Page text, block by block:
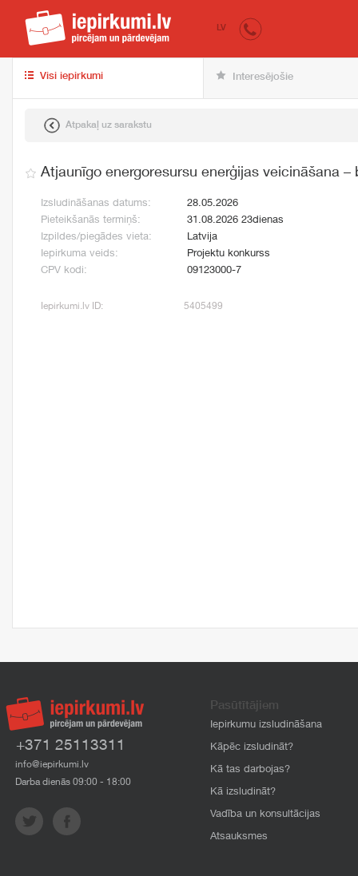
iepirkumi.lv
LV
Visi iepirkumi Interesējošie
Atpakaļ uz sarakstu
Atjaunīgo energoresursu enerģijas veicināšana –
Izsludināšanas datums:
28.05.2026
Pieteikšanās termiņš:
31.08.2026 23dienas
Izpildes/piegādes vieta:
Latvija
Iepirkuma veids:
Projektu konkurss
CPV kodi:
09123000-7
Iepirkumi.lv ID: 5405499
+371 25113311
info@iepirkumi.lv
Darba dienās 09:00 - 18:00
Pasūtītājiem
Iepirkumu izsludināšana
Kāpēc izsludināt?
Kā tas darbojas?
Kā izsludināt?
Vadība un konsultācijas
Atsauksmes